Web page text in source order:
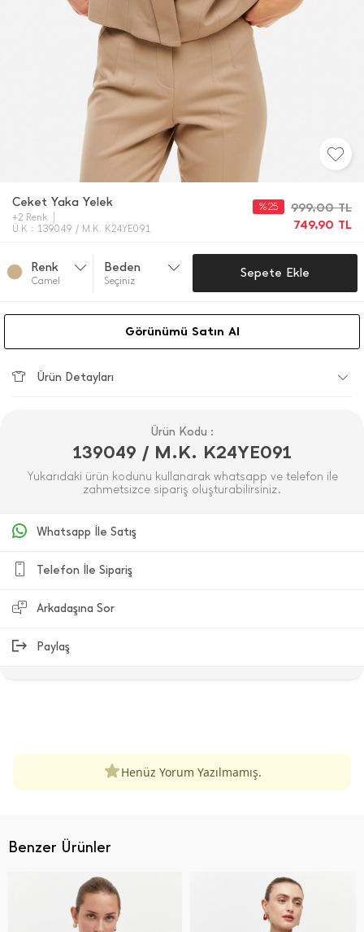
Ceket Yaka Yelek
+2 Renk
Ü.K : 139049 / M.K. K24YE091
999,00TL
749,90 TL
%25
Renk
Camel
Beden
Seçiniz
Sepete Ekle
Görünümü Satın Al
Ürün Detayları
Ürün Kodu :
139049 / M.K. K24YE091
Yukarıdaki ürün kodunu kullanarak whatsapp ve telefon ile
zahmetsizce sipariş oluşturabilirsiniz.
Whatsapp İle Satış
Telefon İle Sipariş
Arkadaşına Sor
Paylaş
Henüz Yorum Yazılmamış.
Benzer Ürünler